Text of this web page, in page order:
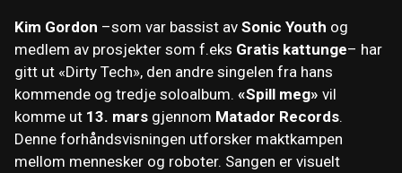
Kim Gordon –som var bassist av Sonic Youth og
medlem av prosjekter som f.eks Gratis kattunge– har
gitt ut «Dirty Tech», den andre singelen fra hans
kommende og tredje soloalbum. «Spill meg» vil
komme ut 13. mars gjennom Matador Records.
Denne forhåndsvisningen utforsker maktkampen
mellom mennesker og roboter. Sangen er visuelt